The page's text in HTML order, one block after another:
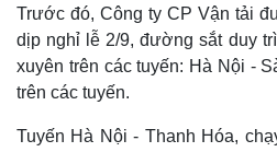
Doanh nghiệp
Thông tin doanh nghiệp
Doanh nghiệp 24h
Doanh nhân
Vì cộng đồng
Trước đó, Công ty CP Vận tải
dịp nghỉ lễ 2/9, đường sắt duy
xuyên trên các tuyến: Hà Nội -
trên các tuyến.
Tuyến Hà Nội - Thanh Hóa,